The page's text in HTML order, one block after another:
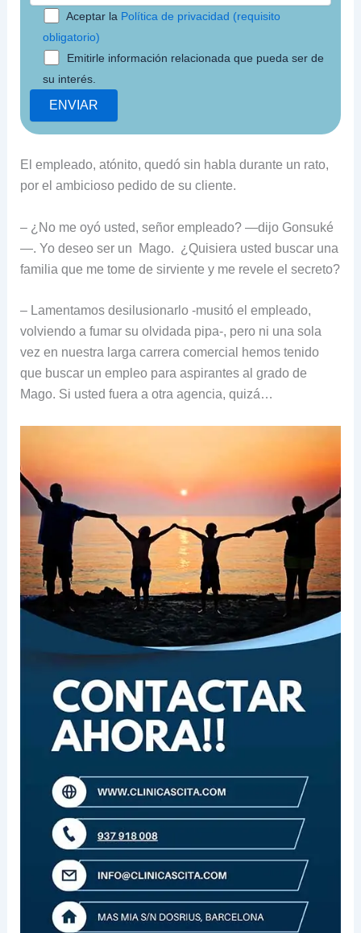
Aceptar la Política de privacidad (requisito
obligatorio)
Emitirle información relacionada que pueda ser de
su interés.
El empleado, atónito, quedó sin habla durante un rato,
por el ambicioso pedido de su cliente.
– ¿No me oyó usted, señor empleado? —dijo Gonsuké
—. Yo deseo ser un Mago. ¿Quisiera usted buscar una
familia que me tome de sirviente y me revele el secreto?
– Lamentamos desilusionarlo -musitó el empleado,
volviendo a fumar su olvidada pipa-, pero ni una sola
vez en nuestra larga carrera comercial hemos tenido
que buscar un empleo para aspirantes al grado de
Mago. Si usted fuera a otra agencia, quizá…